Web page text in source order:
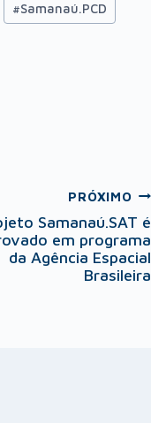
#Samanaú.PCD
PRÓXIMO
Samanaú.SAT é
em programa
da Agência Espacial
Brasileira